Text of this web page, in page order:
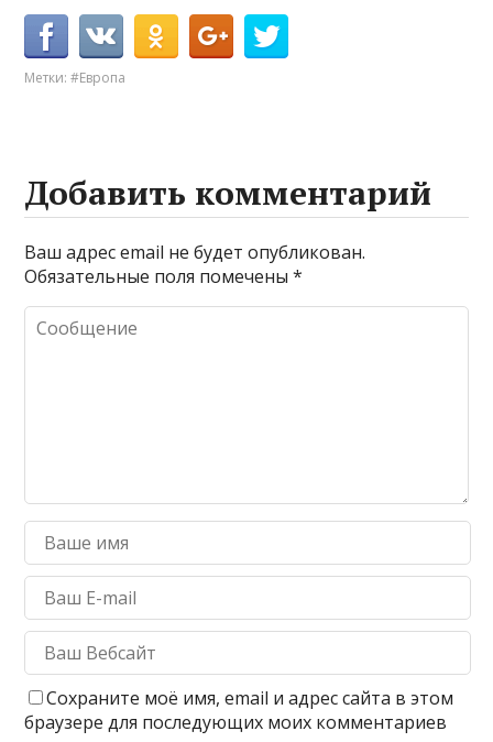
Метки:#Европа
Добавить комментарий
Ваш адрес email не будет опубликован.
Обязательные поля помечены*
Сохраните моё имя, email и адрес сайта в этом
браузере для последующих моих комментариев